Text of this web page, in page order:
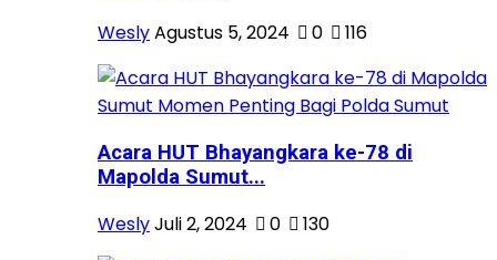
WeslyAgustus 5, 2024 0 116
Acara HUT Bhayangkara ke-78 di
Mapolda Sumut...
WeslyJuli 2, 2024 0 130